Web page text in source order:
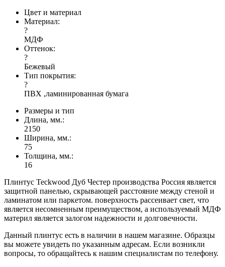
Цвет и материал
Материал:
?
МДФ
Оттенок:
?
Бежевый
Тип покрытия:
?
ПВХ ,ламинированная бумага
Размеры и тип
Длина, мм.:
2150
Ширина, мм.:
75
Толщина, мм.:
16
Плинтус Teckwood Дуб Честер производства Россия является
защитной панелью, скрывающей расстояние между стеной и
ламинатом или паркетом. поверхность рассеивает свет, что
является несомненным преимуществом, а используемый МДФ
материл является залогом надежности и долговечности.
Данный плинтус есть в наличии в нашем магазине. Образцы
вы можете увидеть по указанным адресам. Если возникли
вопросы, то обращайтесь к нашим специалистам по телефону.